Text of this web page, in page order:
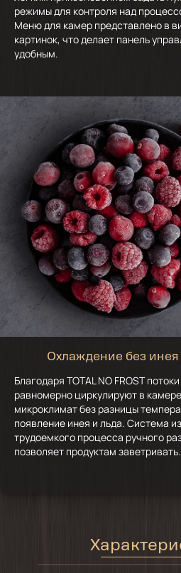
режимы для контроля над
Меню для камер представлено в
картинок, что делает панель
удобным.
Охлаждение без инея
Благодаря TOTAL NO FROST
равномерно циркулируют в
микроклимат без разницы
появление инея и льда. Система
трудоемкого процесса ручного
позволяет продуктам заветривать.